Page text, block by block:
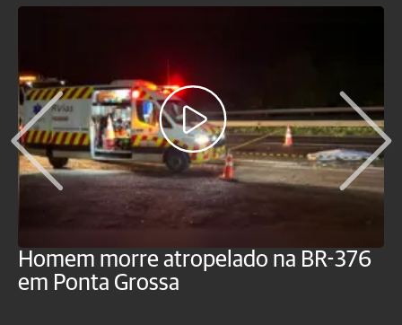
Homem morre atropelado na BR-376
em Ponta Grossa